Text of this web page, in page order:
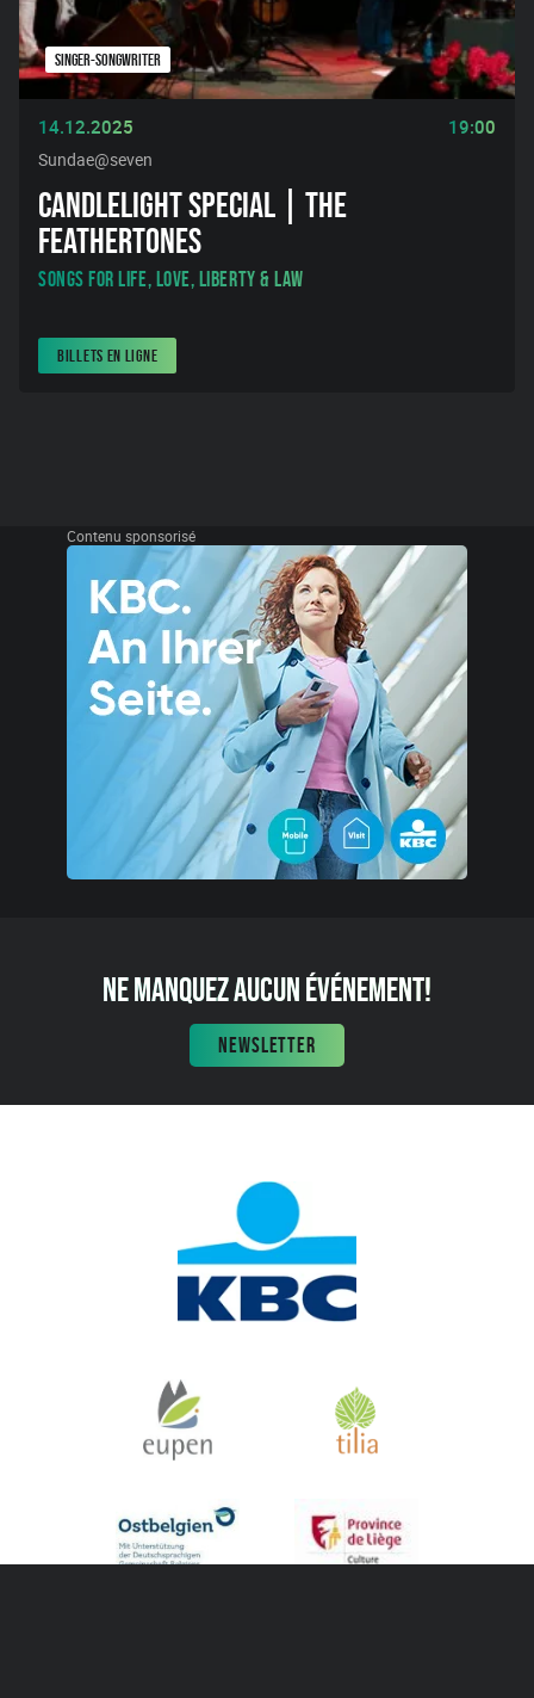
SINGER-SONGWRITER
14.12.2025 19:00
Sundae@seven
CANDLELIGHT SPECIAL | THE
FEATHERTONES
Songs for Life, Love, Liberty & Law
BILLETS EN LIGNE
Contenu sponsorisé
NE MANQUEZ AUCUN ÉVÉNEMENT!
NEWSLETTER